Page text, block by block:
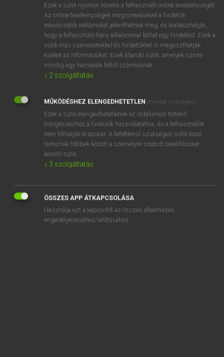
academic
academical
academically
academician
SZOTAR.NET APPLIKÁCIÓ
ONLINE NYELVVIZSGA
Ezek a sütik nyomon követik a felhasználó online tevékenységét.
Az online tevékenységek megismerésével a hirdetők
relevánsabb reklámokat jeleníthetnek meg, és korlátozhatják,
hogy a felhasználó hány alkalommal láthat egy hirdetést. Ezek a
sütik más szervezetekkel és hirdetőkkel is megoszthatják
ezeket az információkat. Ezek állandó sütik, amelyek szinte
mindig egy harmadik féltől származnak.
↓ 2 szolgáltatás
MŰKÖDÉSHEZ ELENGEDHETETLEN (mindig szükséges)
Ezek a sütik elengedhetetlenek az oldalunkon történő
böngészéshez,a funkciók használatához, és a felhasználók
nem tilthatják le azokat. A feltétlenül szükséges sütik közé
tartoznak többek között a személyre szabott beállításokat
kezelő sütik.
↓ 3 szolgáltatás
ÖSSZES APP ÁTKAPCSOLÁSA
Használja ezt a kapcsolót az összes alkalmazás
engedélyezéséhez/letiltásához.